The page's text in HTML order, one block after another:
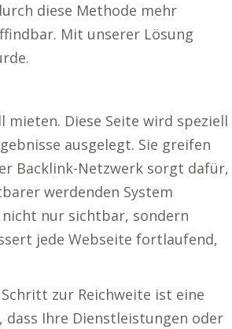
diese Methode mehr
Mit unserer Lösung
mieten. Diese Seite wird speziell
ausgelegt. Sie greifen
Backlink-Netzwerk sorgt dafür,
werdenden System
nur sichtbar, sondern
jede Webseite fortlaufend,
zur Reichweite ist eine
Ihre Dienstleistungen oder